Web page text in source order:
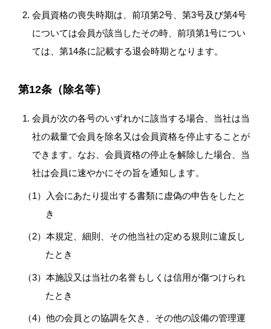
会員資格の喪失時期は、前項第2号、第3号及び第4号
については会員が該当したその時、前項第1号につい
ては、第14条に記載する退会時期となります。
第12条（除名等）
会員が次の各号のいずれかに該当する場合、当社は当
社の裁量で会員を除名又は会員資格を停止することが
できます。なお、会員資格の停止を解除した場合、当
社は会員に速やかにその旨を通知します。
入会にあたり提出する書類に虚偽の申告をしたと
き
本規定、細則、その他当社の定める規則に違反し
たとき
本施設又は当社の名誉もしくは信用が傷つけられ
たとき
他の会員との協調を欠き、その他の設備の管理運